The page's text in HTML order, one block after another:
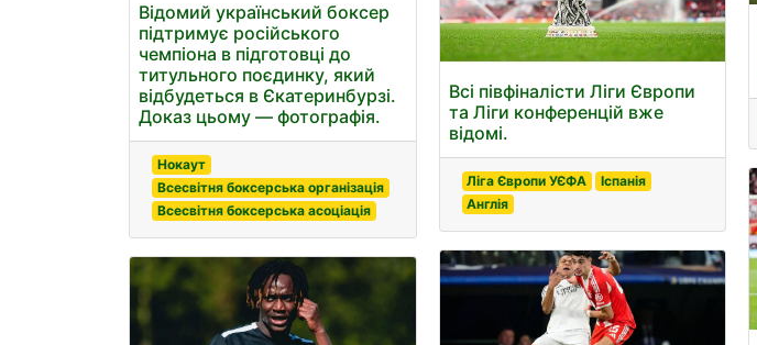
Відомий український боксер
підтримує російського
чемпіона в підготовці до
титульного поєдинку, який
відбудеться в Єкатеринбурзі.
Доказ цьому — фотографія.
Нокаут
Всесвітня боксерська організація
Всесвітня боксерська асоціація
Всі півфіналісти Ліги Європи
та Ліги конференцій вже
відомі.
Ліга Європи УЄФА
Іспанія
Англія